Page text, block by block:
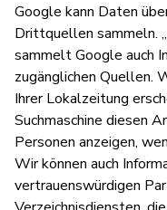
Google kann Daten
Drittquellen sammeln.
sammelt Google auch
zugänglichen Quellen.
Ihrer Lokalzeitung
Suchmaschine diesen
Personen anzeigen,
Wir können auch
vertrauenswürdigen